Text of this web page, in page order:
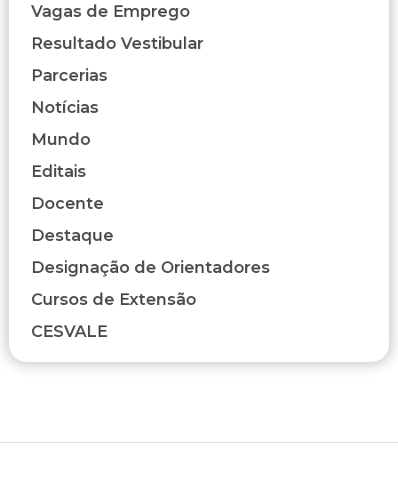
Vagas de Emprego
Resultado Vestibular
Parcerias
Notícias
Mundo
Editais
Docente
Destaque
Designação de Orientadores
Cursos de Extensão
CESVALE